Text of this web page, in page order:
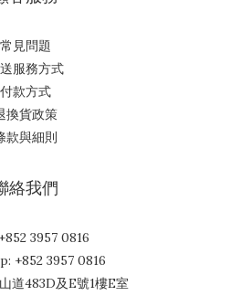
常見問題
服務方式
付款方式
換貨政策
款與細則
絡我們
3957 0816
+852 3957 0816
道483D及E號1樓E室